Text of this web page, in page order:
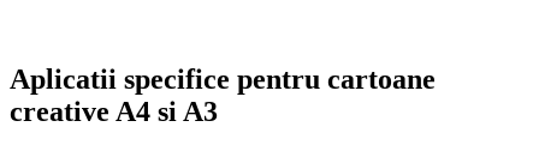
Aplicatii specifice pentru cartoane
creative A4 si A3